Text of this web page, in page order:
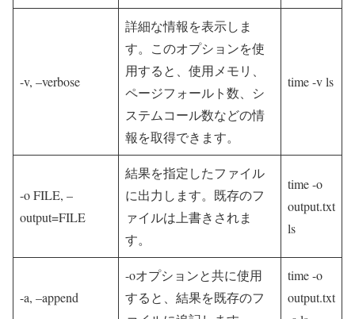
-v, –verbose
詳細な情報を表示しま
す。このオプションを使
用すると、使用メモリ、
ページフォールト数、シ
ステムコール数などの情
報を取得できます。
time -v ls
-o FILE, –
output=FILE
結果を指定したファイル
に出力します。既存のフ
ァイルは上書きされま
す。
time -o
output.txt
ls
-a, –append
-oオプションと共に使用
すると、結果を既存のフ
time -o
output.txt